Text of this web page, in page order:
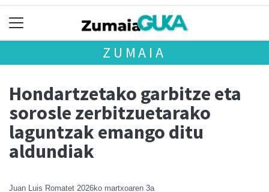
ZUMAIA
Hondartzetako garbitze eta
sorosle zerbitzuetarako
laguntzak emango ditu
aldundiak
Juan Luis Romatet 2026ko martxoaren 3a